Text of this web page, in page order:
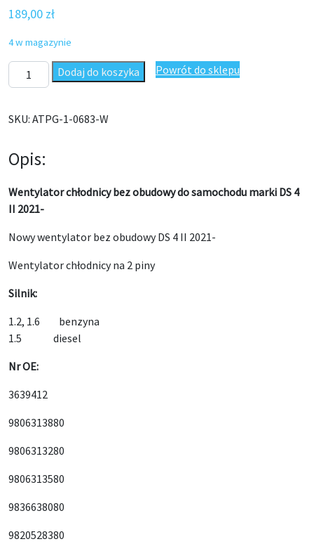
189,00 zł
4 w magazynie
ilość Wentylator chłodnicy bez obudowy DS 4 II 2021-
Dodaj do koszyka Powrót do sklepu
SKU: ATPG-1-0683-W
Opis:
Wentylator chłodnicy bez obudowy do samochodu marki DS 4
II 2021-
Nowy wentylator bez obudowy DS 4 II 2021-
Wentylator chłodnicy na 2 piny
Silnik:
1.2, 1.6 benzyna
1.5 diesel
Nr OE:
3639412
9806313880
9806313280
9806313580
9836638080
9820528380